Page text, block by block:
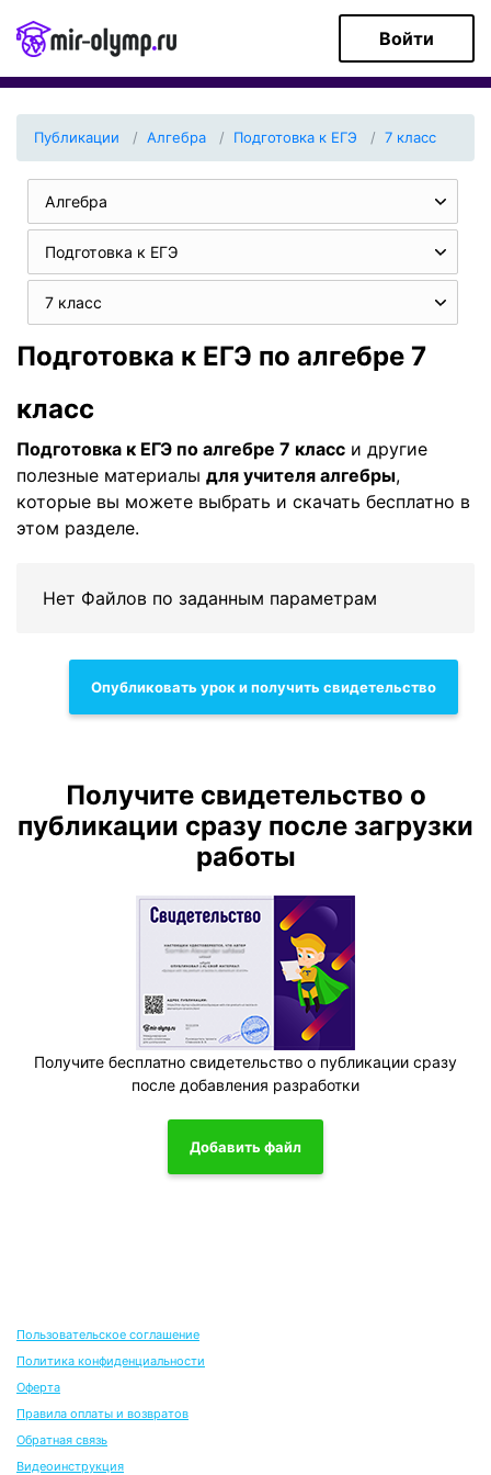
Войти
Публикации Алгебра Подготовка к ЕГЭ 7 класс
Алгебра
Подготовка к ЕГЭ
7 класс
Подготовка к ЕГЭ по алгебре 7
класс
Подготовка к ЕГЭ по алгебре 7 класс и другие
полезные материалы для учителя алгебры,
которые вы можете выбрать и скачать бесплатно в
этом разделе.
Нет Файлов по заданным параметрам
Опубликовать урок и получить свидетельство
Получите свидетельство о
публикации сразу после загрузки
работы
Получите бесплатно свидетельство о публикации сразу
после добавления разработки
Добавить файл
Пользовательское соглашение
Политика конфиденциальности
Оферта
Правила оплаты и возвратов
Обратная связь
Видеоинструкция